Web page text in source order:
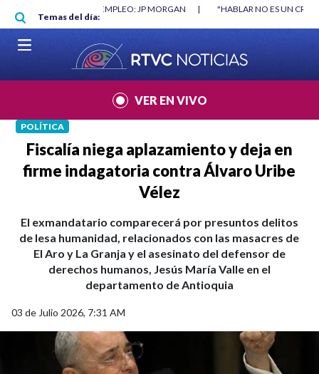
Pasar al contenido principal
Temas del día:
"HABLAR NO ES UN CRIMEN": CARTA DE BETO CORAL |
VER EN VIVO
POLÍTICA
Fiscalía niega aplazamiento y deja en
firme indagatoria contra Álvaro Uribe
Vélez
El exmandatario comparecerá por presuntos delitos
de lesa humanidad, relacionados con las masacres de
El Aro y La Granja y el asesinato del defensor de
derechos humanos, Jesús María Valle en el
departamento de Antioquia
03 de Julio 2026, 7:31 AM